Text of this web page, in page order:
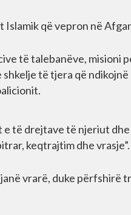
që vepron në
të talebanëve, misioni
shkelje të tjera që
të drejtave të njeriut
keqtrajtim dhe vrasje”.
vrarë, duke përfshirë